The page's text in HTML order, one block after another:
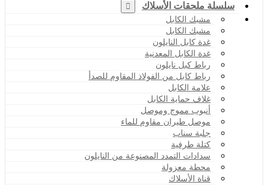
سلسلة ملحقات الأسلاك
مشبك الكابل
مشبك الكابل
غدة كابل النايلون
غدة الكابل المعدنية
رباط كبل نايلون
رباط كابل من الفولاذ المقاوم للصدأ
علامة الكابل
غلاف حماية الكابل
أنبوب مموج وموصل
موصل طيران مقاوم للماء
جلبة سناب
كتلة طرفية
سدادات التمدد المصنوعة من النايلون
محطة معزولة
قناة الأسلاك